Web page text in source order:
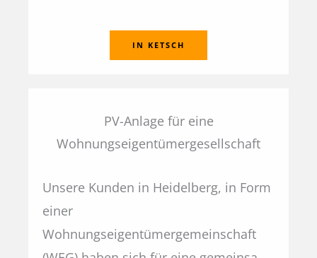
IN KETSCH
PV-Anlage für eine
Wohnungseigentümergesellschaft
Unsere Kunden in Heidelberg, in Form
einer
Wohnungseigentümergemeinschaft